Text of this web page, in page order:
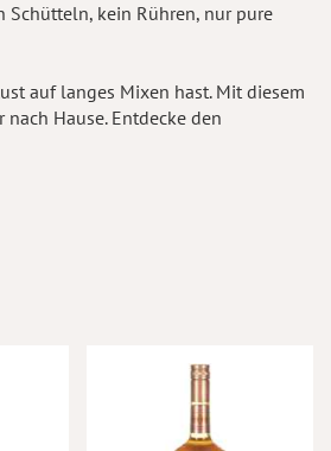
Schütteln, kein Rühren, nur pure
auf langes Mixen hast. Mit diesem
Hause. Entdecke den